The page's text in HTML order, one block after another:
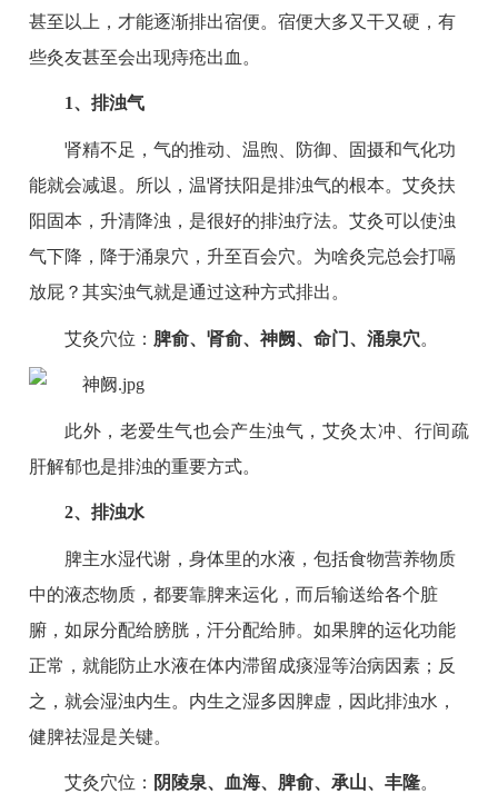
甚至以上，才能逐渐排出宿便。宿便大多又干又硬，有
些灸友甚至会出现痔疮出血。
1、排浊气
肾精不足，气的推动、温煦、防御、固摄和气化功
能就会减退。所以，温肾扶阳是排浊气的根本。艾灸扶
阳固本，升清降浊，是很好的排浊疗法。艾灸可以使浊
气下降，降于涌泉穴，升至百会穴。为啥灸完总会打嗝
放屁？其实浊气就是通过这种方式排出。
艾灸穴位： 脾俞、肾俞、神阙、命门、涌泉穴。
此外，老爱生气也会产生浊气，艾灸太冲、行间疏
肝解郁也是排浊的重要方式。
2、排浊水
脾主水湿代谢，身体里的水液，包括食物营养物质
中的液态物质，都要靠脾来运化，而后输送给各个脏
腑，如尿分配给膀胱，汗分配给肺。如果脾的运化功能
正常，就能防止水液在体内滞留成痰湿等治病因素；反
之，就会湿浊内生。内生之湿多因脾虚，因此排浊水，
健脾祛湿是关键。
艾灸穴位： 阴陵泉、血海、脾俞、承山、丰隆。